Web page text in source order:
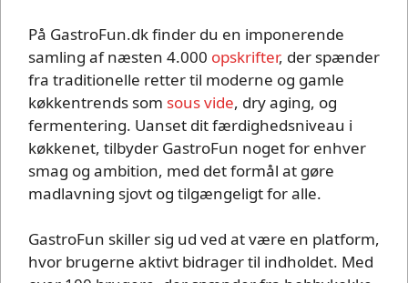
På GastroFun.dk finder du en imponerende
samling af næsten 4.000 opskrifter, der spænder
fra traditionelle retter til moderne og gamle
køkkentrends som sous vide, dry aging, og
fermentering. Uanset dit færdighedsniveau i
køkkenet, tilbyder GastroFun noget for enhver
smag og ambition, med det formål at gøre
madlavning sjovt og tilgængeligt for alle.
GastroFun skiller sig ud ved at være en platform,
hvor brugerne aktivt bidrager til indholdet. Med